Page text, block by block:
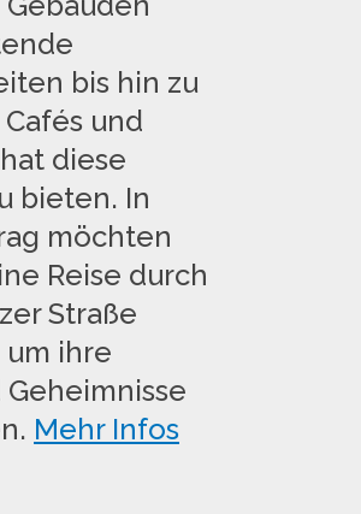
bis hin zu
und
diese
bieten. In
möchten
Reise durch
Straße
ihre
Mehr Infos